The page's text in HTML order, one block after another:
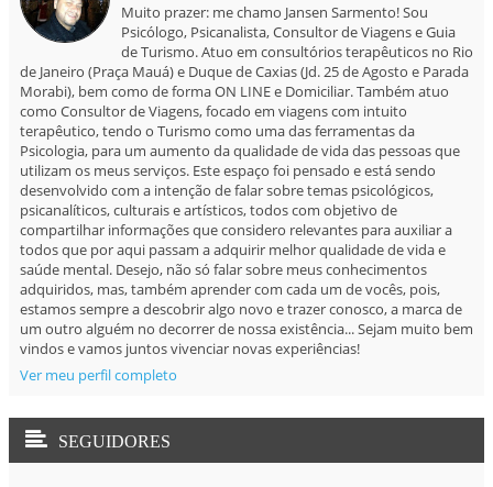
Muito prazer: me chamo Jansen Sarmento! Sou
Psicólogo, Psicanalista, Consultor de Viagens e Guia
de Turismo. Atuo em consultórios terapêuticos no Rio
de Janeiro (Praça Mauá) e Duque de Caxias (Jd. 25 de Agosto e Parada
Morabi), bem como de forma ON LINE e Domiciliar. Também atuo
como Consultor de Viagens, focado em viagens com intuito
terapêutico, tendo o Turismo como uma das ferramentas da
Psicologia, para um aumento da qualidade de vida das pessoas que
utilizam os meus serviços. Este espaço foi pensado e está sendo
desenvolvido com a intenção de falar sobre temas psicológicos,
psicanalíticos, culturais e artísticos, todos com objetivo de
compartilhar informações que considero relevantes para auxiliar a
todos que por aqui passam a adquirir melhor qualidade de vida e
saúde mental. Desejo, não só falar sobre meus conhecimentos
adquiridos, mas, também aprender com cada um de vocês, pois,
estamos sempre a descobrir algo novo e trazer conosco, a marca de
um outro alguém no decorrer de nossa existência... Sejam muito bem
vindos e vamos juntos vivenciar novas experiências!
Ver meu perfil completo
SEGUIDORES